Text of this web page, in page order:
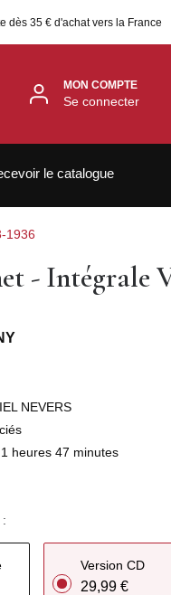
dès 35 € d'achat vers la France
MON COMPTE
Se connecter
le catalogue
1936
- Intégrale
NEVERS
1 heures 47 minutes
Version CD
29,99 €